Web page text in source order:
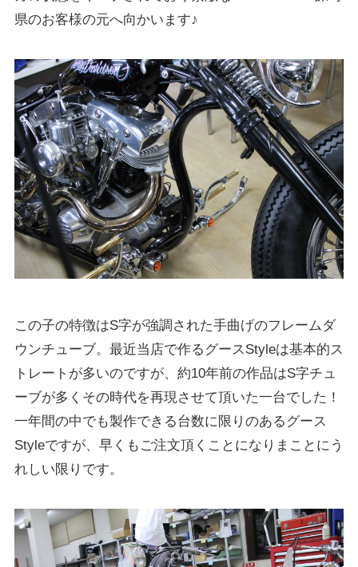
県のお客様の元へ向かいます♪
この子の特徴はS字が強調された手曲げのフレームダ
ウンチューブ。最近当店で作るグースStyleは基本的ス
トレートが多いのですが、約10年前の作品はS字チュ
ーブが多くその時代を再現させて頂いた一台でした！
一年間の中でも製作できる台数に限りのあるグース
Styleですが、早くもご注文頂くことになりまことにう
れしい限りです。